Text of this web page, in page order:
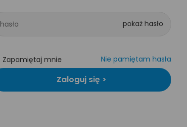
hasło
Zapamiętaj mnie Nie pamiętam hasła